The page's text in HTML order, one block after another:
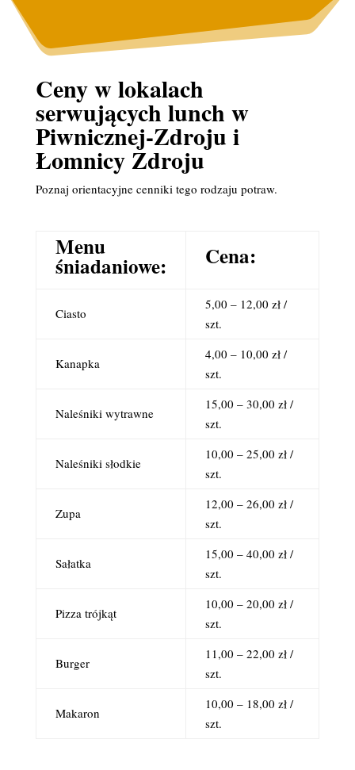
Ceny w lokalach
serwujących lunch w
Piwnicznej-Zdroju i
Łomnicy Zdroju
Poznaj orientacyjne cenniki tego rodzaju potraw.
Menu
śniadaniowe: Cena:
Ciasto
5,00 – 12,00 zł /
szt.
Kanapka
4,00 – 10,00 zł /
szt.
Naleśniki wytrawne
15,00 – 30,00 zł /
szt.
Naleśniki słodkie
10,00 – 25,00 zł /
szt.
Zupa
12,00 – 26,00 zł /
szt.
Sałatka
15,00 – 40,00 zł /
szt.
Pizza trójkąt
10,00 – 20,00 zł /
szt.
Burger
11,00 – 22,00 zł /
szt.
Makaron
10,00 – 18,00 zł /
szt.